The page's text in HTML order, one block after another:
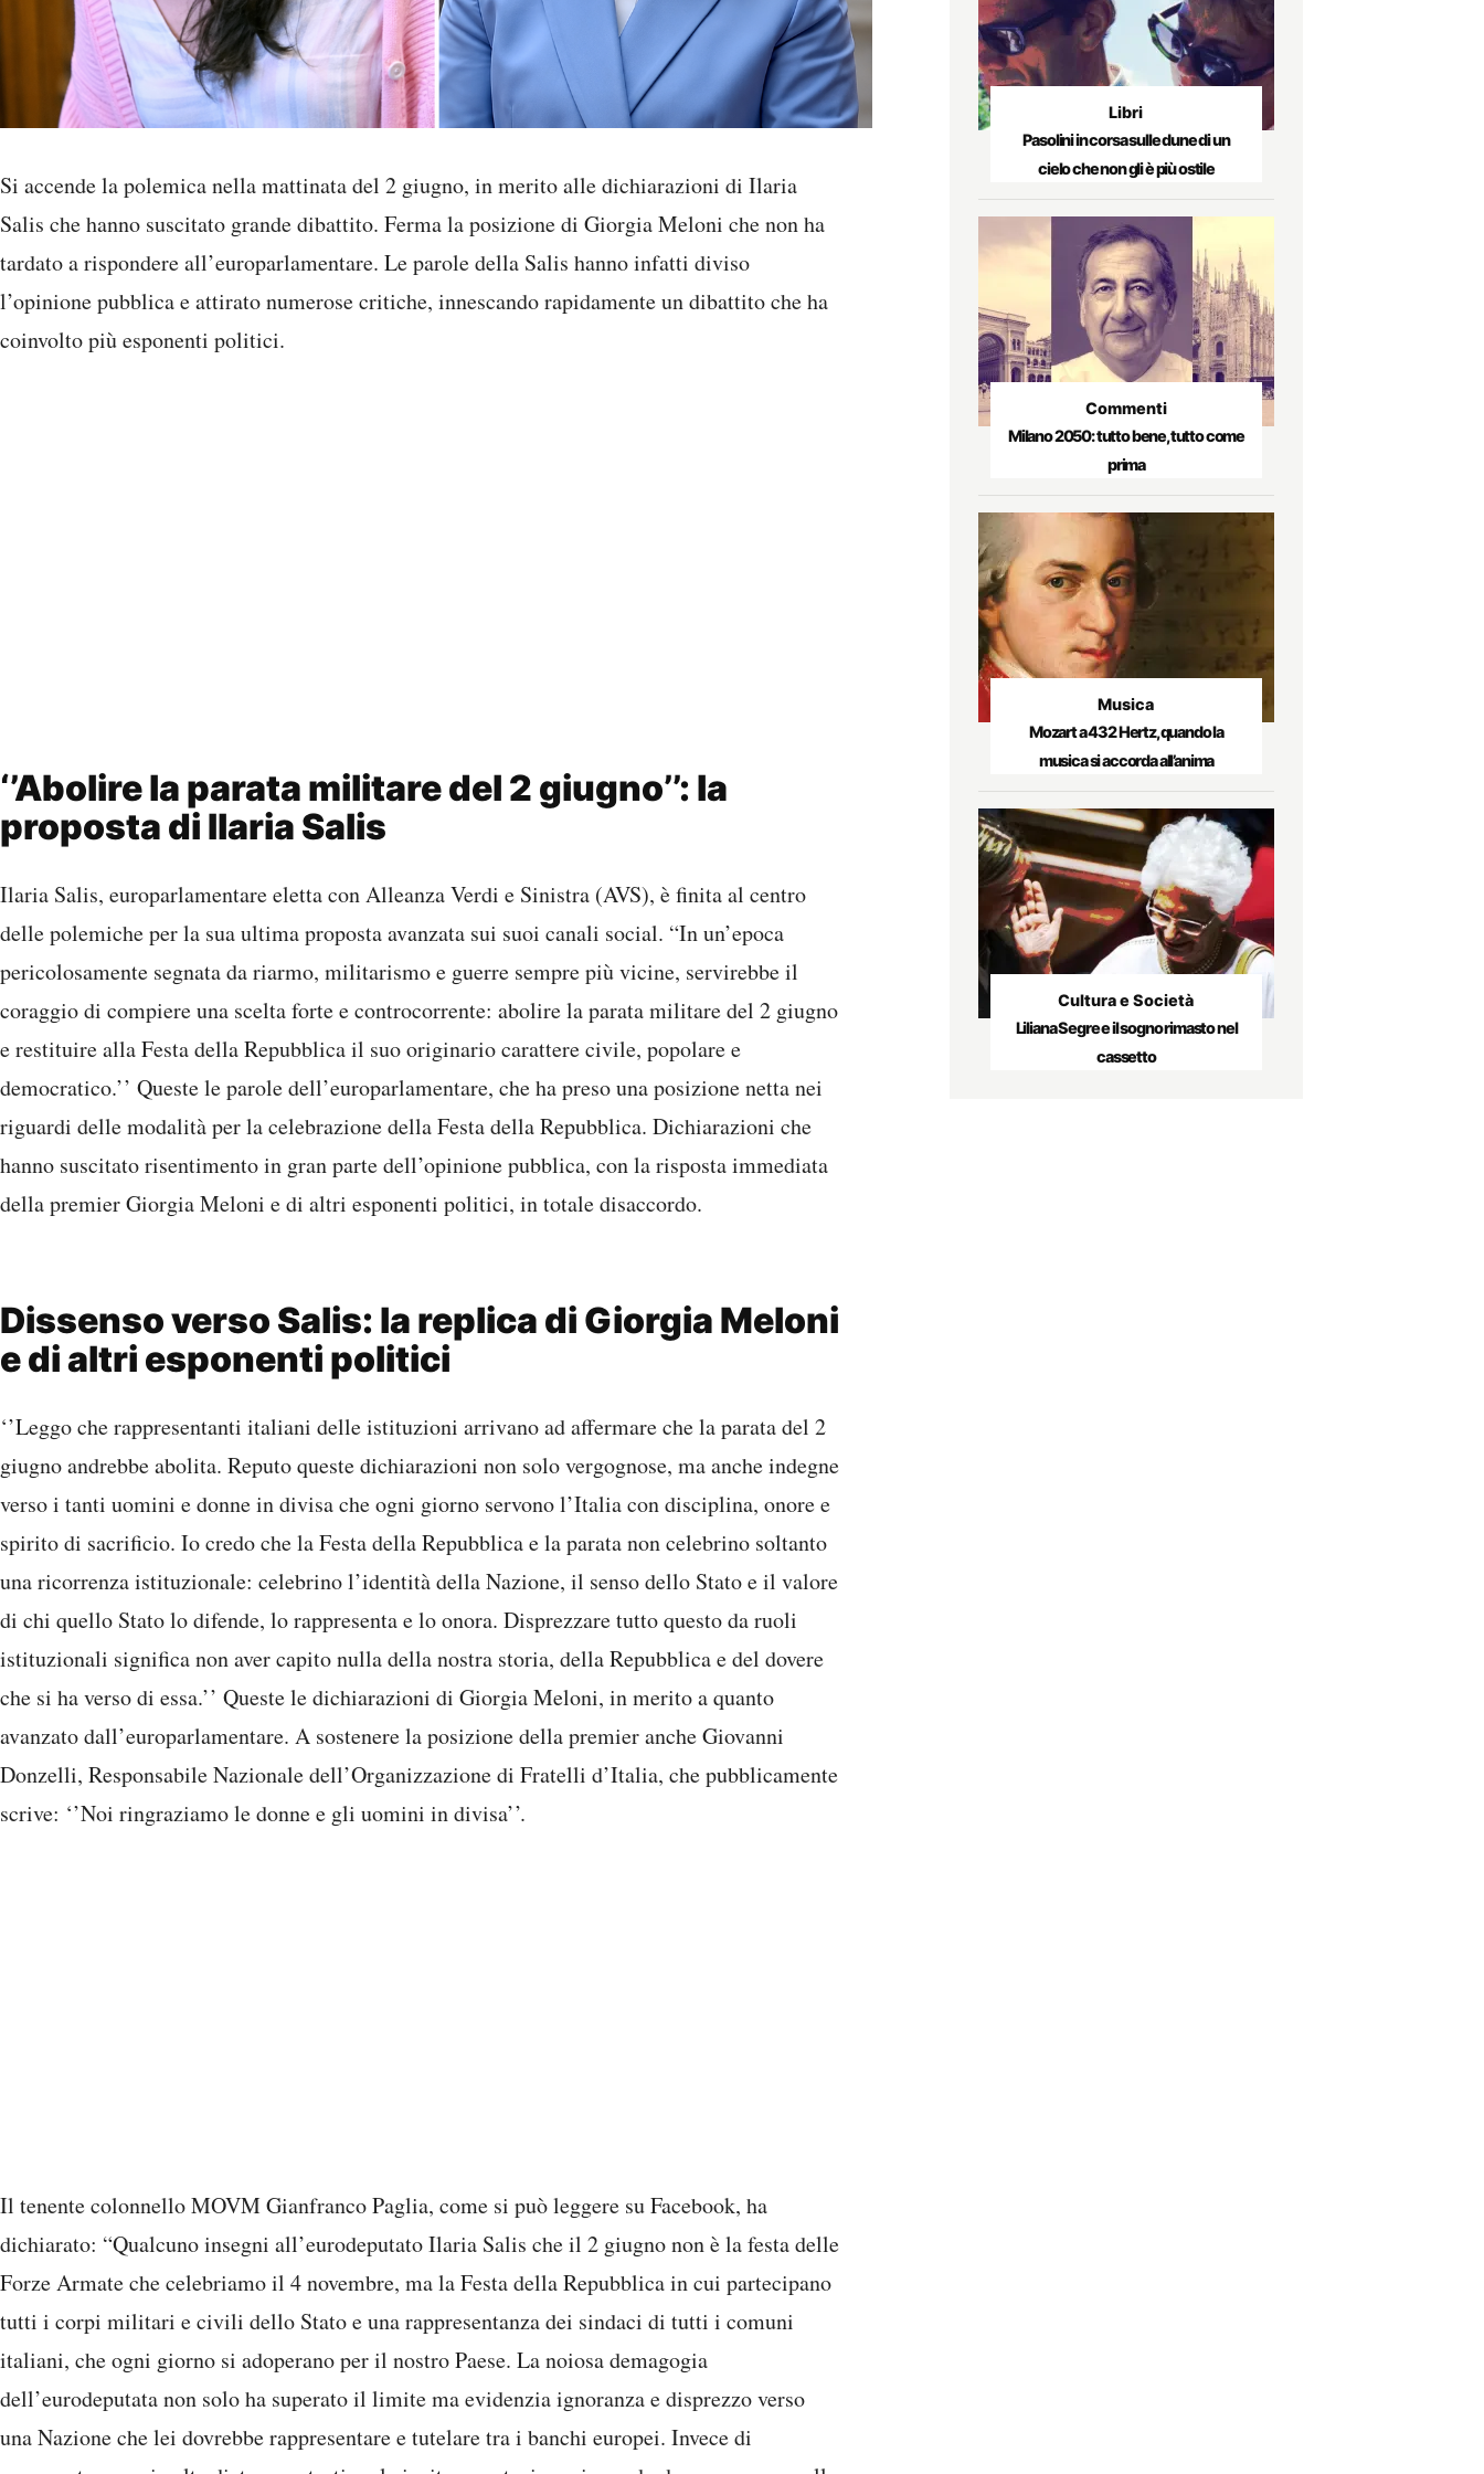
Si accende la polemica nella mattinata del 2 giugno, in merito alle dichiarazioni di Ilaria
Salis che hanno suscitato grande dibattito. Ferma la posizione di Giorgia Meloni che non ha
tardato a rispondere all’europarlamentare. Le parole della Salis hanno infatti diviso
l’opinione pubblica e attirato numerose critiche, innescando rapidamente un dibattito che ha
coinvolto più esponenti politici.
‘’Abolire la parata militare del 2 giugno’’: la
proposta di Ilaria Salis
Ilaria Salis, europarlamentare eletta con Alleanza Verdi e Sinistra (AVS), è finita al centro
delle polemiche per la sua ultima proposta avanzata sui suoi canali social. “In un’epoca
pericolosamente segnata da riarmo, militarismo e guerre sempre più vicine, servirebbe il
coraggio di compiere una scelta forte e controcorrente: abolire la parata militare del 2 giugno
e restituire alla Festa della Repubblica il suo originario carattere civile, popolare e
democratico.’’ Queste le parole dell’europarlamentare, che ha preso una posizione netta nei
riguardi delle modalità per la celebrazione della Festa della Repubblica. Dichiarazioni che
hanno suscitato risentimento in gran parte dell’opinione pubblica, con la risposta immediata
della premier Giorgia Meloni e di altri esponenti politici, in totale disaccordo.
Dissenso verso Salis: la replica di Giorgia Meloni
e di altri esponenti politici
‘’Leggo che rappresentanti italiani delle istituzioni arrivano ad affermare che la parata del 2
giugno andrebbe abolita. Reputo queste dichiarazioni non solo vergognose, ma anche indegne
verso i tanti uomini e donne in divisa che ogni giorno servono l’Italia con disciplina, onore e
spirito di sacrificio. Io credo che la Festa della Repubblica e la parata non celebrino soltanto
una ricorrenza istituzionale: celebrino l’identità della Nazione, il senso dello Stato e il valore
di chi quello Stato lo difende, lo rappresenta e lo onora. Disprezzare tutto questo da ruoli
istituzionali significa non aver capito nulla della nostra storia, della Repubblica e del dovere
che si ha verso di essa.’’ Queste le dichiarazioni di Giorgia Meloni, in merito a quanto
avanzato dall’europarlamentare. A sostenere la posizione della premier anche Giovanni
Donzelli, Responsabile Nazionale dell’Organizzazione di Fratelli d’Italia, che pubblicamente
scrive: ‘’Noi ringraziamo le donne e gli uomini in divisa’’.
Il tenente colonnello MOVM Gianfranco Paglia, come si può leggere su Facebook, ha
dichiarato: “Qualcuno insegni all’eurodeputato Ilaria Salis che il 2 giugno non è la festa delle
Forze Armate che celebriamo il 4 novembre, ma la Festa della Repubblica in cui partecipano
tutti i corpi militari e civili dello Stato e una rappresentanza dei sindaci di tutti i comuni
italiani, che ogni giorno si adoperano per il nostro Paese. La noiosa demagogia
dell’eurodeputata non solo ha superato il limite ma evidenzia ignoranza e disprezzo verso
una Nazione che lei dovrebbe rappresentare e tutelare tra i banchi europei. Invece di
Libri
Pasolini in corsa sulle dune di un
cielo che non gli è più ostile
Commenti
Milano 2050: tutto bene, tutto come
prima
Musica
Mozart a 432 Hertz, quando la
musica si accorda all’anima
Cultura e Società
Liliana Segre e il sogno rimasto nel
cassetto